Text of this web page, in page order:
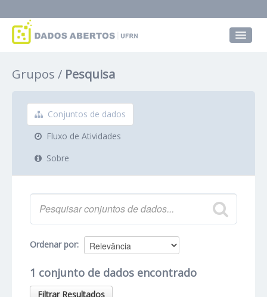
Grupos
Sobre
Grupos Pesquisa
Conjuntos de dados
Fluxo de Atividades
Sobre
Ordenar por
1 conjunto de dados encontrado
Filtrar Resultados